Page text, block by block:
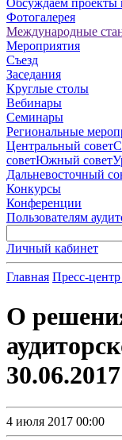
Обсуждаем проекты
Фотогалерея
Международные
Мероприятия
Съезд
Заседания
Круглые столы
Вебинары
Семинары
Региональные
Центральный совет
советЮжный совет
Дальневосточный
Конкурсы
Конференции
Пользователям
Личный кабинет
Главная Пресс-центр
О
4 июля 2017 00:00